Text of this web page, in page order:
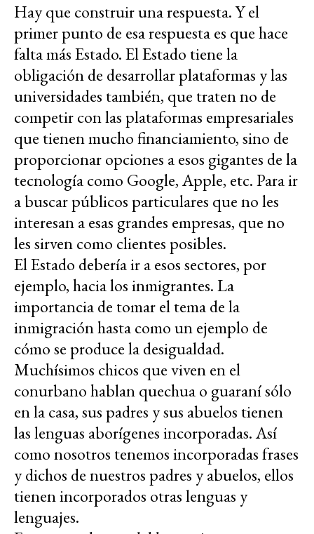
Hay que construir una respuesta. Y el
primer punto de esa respuesta es que hace
falta más Estado. El Estado tiene la
obligación de desarrollar plataformas y las
universidades también, que traten no de
competir con las plataformas empresariales
que tienen mucho financiamiento, sino de
proporcionar opciones a esos gigantes de la
tecnología como Google, Apple, etc. Para ir
a buscar públicos particulares que no les
interesan a esas grandes empresas, que no
les sirven como clientes posibles.
El Estado debería ir a esos sectores, por
ejemplo, hacia los inmigrantes. La
importancia de tomar el tema de la
inmigración hasta como un ejemplo de
cómo se produce la desigualdad.
Muchísimos chicos que viven en el
conurbano hablan quechua o guaraní sólo
en la casa, sus padres y sus abuelos tienen
las lenguas aborígenes incorporadas. Así
como nosotros tenemos incorporadas frases
y dichos de nuestros padres y abuelos, ellos
tienen incorporados otras lenguas y
lenguajes.